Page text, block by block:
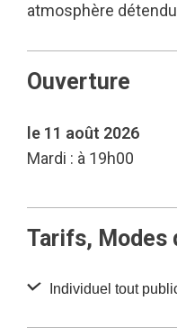
atmosphère
Ouverture
le 11 août 2026
Mardi : à 19h00
Tarifs, Modes
Individuel tout